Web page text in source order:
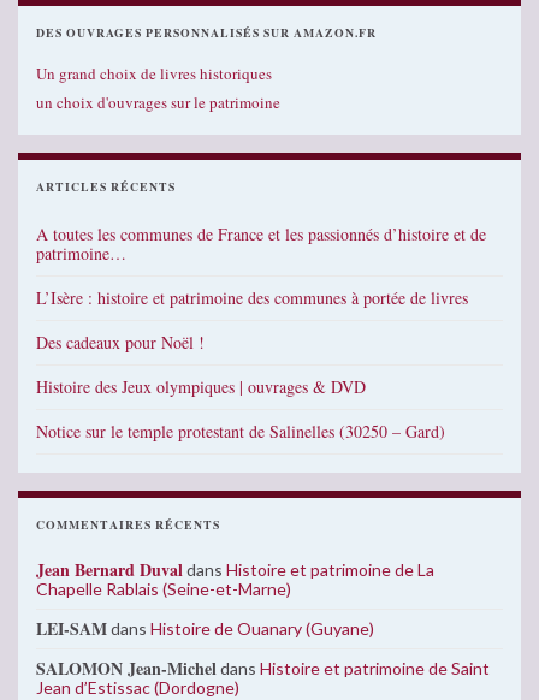
DES OUVRAGES PERSONNALISÉS SUR AMAZON.FR
Un grand choix de livres historiques
un choix d'ouvrages sur le patrimoine
ARTICLES RÉCENTS
A toutes les communes de France et les passionnés d’histoire et de
patrimoine…
L’Isère : histoire et patrimoine des communes à portée de livres
Des cadeaux pour Noël !
Histoire des Jeux olympiques | ouvrages & DVD
Notice sur le temple protestant de Salinelles (30250 – Gard)
COMMENTAIRES RÉCENTS
Jean Bernard Duvaldans Histoire et patrimoine de La
Chapelle Rablais (Seine-et-Marne)
LEI-SAMdans Histoire de Ouanary (Guyane)
SALOMON Jean-Micheldans Histoire et patrimoine de Saint
Jean d’Estissac (Dordogne)